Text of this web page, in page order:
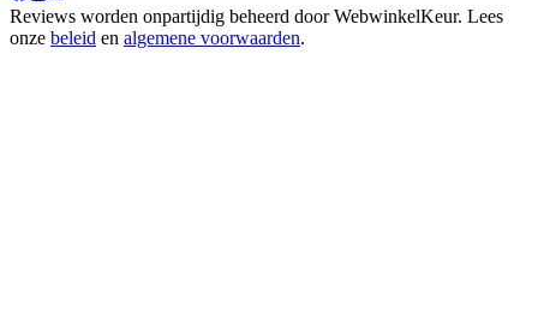
Reviews worden onpartijdig beheerd doorWebwinkelKeur. Lees
onze beleid en algemene voorwaarden.